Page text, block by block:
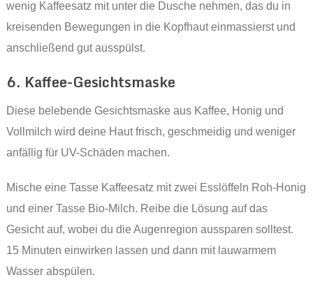
wenig Kaffeesatz mit unter die Dusche nehmen, das du in
kreisenden Bewegungen in die Kopfhaut einmassierst und
anschließend gut ausspülst.
6. Kaffee-Gesichtsmaske
Diese belebende Gesichtsmaske aus Kaffee, Honig und
Vollmilch wird deine Haut frisch, geschmeidig und weniger
anfällig für UV-Schäden machen.
Mische eine Tasse Kaffeesatz mit zwei Esslöffeln Roh-Honig
und einer Tasse Bio-Milch. Reibe die Lösung auf das
Gesicht auf, wobei du die Augenregion aussparen solltest.
15 Minuten einwirken lassen und dann mit lauwarmem
Wasser abspülen.